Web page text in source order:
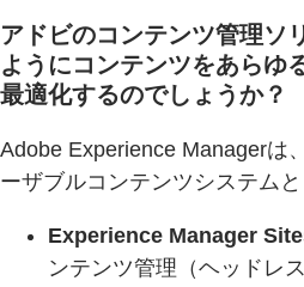
アドビのコンテンツ管理ソ
ようにコンテンツをあらゆ
最適化するのでしょうか？
Adobe Experience Managerは
ーザブルコンテンツシステムと
Experience Manager
ンテンツ管理（ヘッドレ